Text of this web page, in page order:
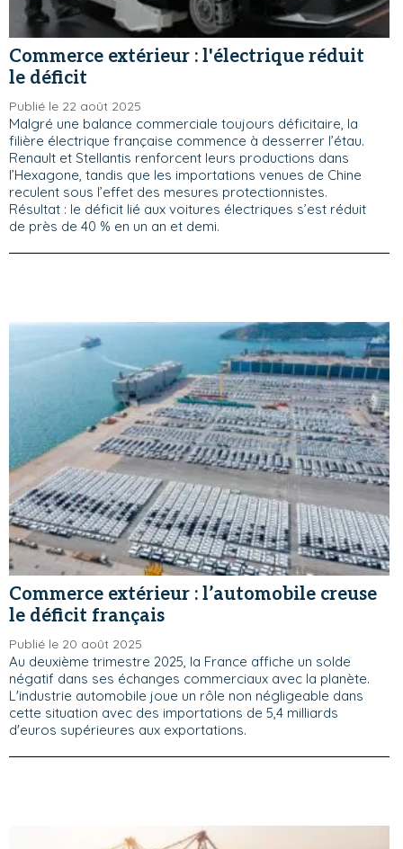
Commerce extérieur : l'électrique réduit
le déficit
Publié le 22 août 2025
Malgré une balance commerciale toujours déficitaire, la
filière électrique française commence à desserrer l’étau.
Renault et Stellantis renforcent leurs productions dans
l’Hexagone, tandis que les importations venues de Chine
reculent sous l’effet des mesures protectionnistes.
Résultat : le déficit lié aux voitures électriques s’est réduit
de près de 40 % en un an et demi.
Commerce extérieur : l’automobile creuse
le déficit français
Publié le 20 août 2025
Au deuxième trimestre 2025, la France affiche un solde
négatif dans ses échanges commerciaux avec la planète.
L'industrie automobile joue un rôle non négligeable dans
cette situation avec des importations de 5,4 milliards
d'euros supérieures aux exportations.